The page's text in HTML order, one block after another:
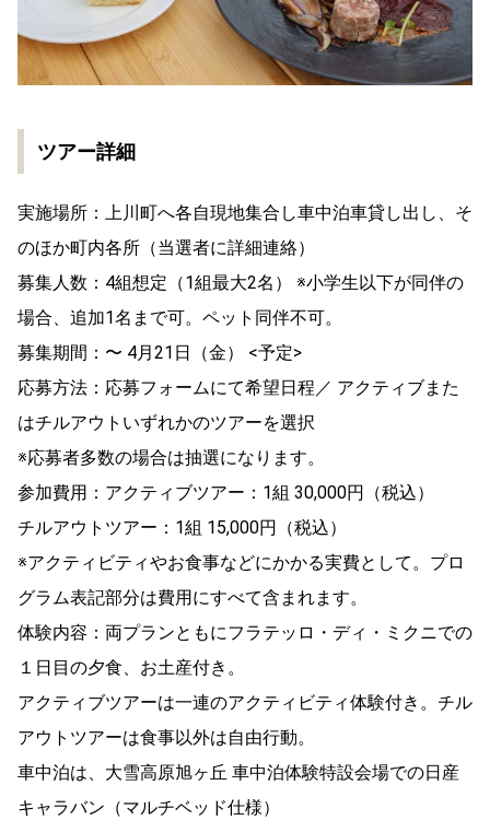
ツアー詳細
実施場所：上川町へ各自現地集合し車中泊車貸し出し、そ
のほか町内各所（当選者に詳細連絡）
募集人数：4組想定（1組最大2名） ※小学生以下が同伴の
場合、追加1名まで可。ペット同伴不可。
募集期間：〜 4月21日（金） <予定>
応募方法：応募フォームにて希望日程／ アクティブまた
はチルアウトいずれかのツアーを選択
※応募者多数の場合は抽選になります。
参加費用：アクティブツアー：1組 30,000円（税込）
チルアウトツアー：1組 15,000円（税込）
※アクティビティやお食事などにかかる実費として。プロ
グラム表記部分は費用にすべて含まれます。
体験内容：両プランともにフラテッロ・ディ・ミクニでの
１日目の夕食、お土産付き。
アクティブツアーは一連のアクティビティ体験付き。チル
アウトツアーは食事以外は自由行動。
車中泊は、大雪高原旭ヶ丘 車中泊体験特設会場での日産
キャラバン（マルチベッド仕様）